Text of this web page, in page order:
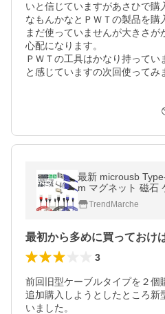
いと信じていますがあさひで購
なもんかなとＰＷＴの製品を購
まだ使っていませんが大きさ
心配になります。
ＰＷＴの工具はかなり持って
と感じていますの次回使ってみ
最新 microusb
m マグネット 磁石
ロイド タイプC ス
電器「meru1」
TrendMarche
最初から多めに買っておけ
3
前回旧型ケーブルタイプを２個
追加購入しようとしたところ新
いました。